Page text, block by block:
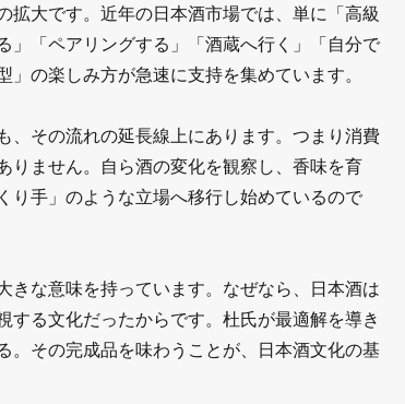
拡大です。近年の日本酒市場では、単に「高級
」「ペアリングする」「酒蔵へ行く」「自分で
の楽しみ方が急速に支持を集めています。
、その流れの延長線上にあります。つまり消費
りません。自ら酒の変化を観察し、香味を育
り手」のような立場へ移行し始めているので
きな意味を持っています。なぜなら、日本酒は
する文化だったからです。杜氏が最適解を導き
。その完成品を味わうことが、日本酒文化の基